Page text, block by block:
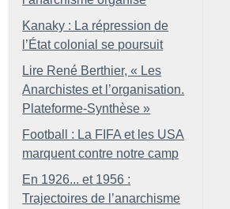
Kanaky : La répression de
l’État colonial se poursuit
Lire René Berthier, « Les
Anarchistes et l’organisation.
Plateforme-Synthèse »
Football : La FIFA et les USA
marquent contre notre camp
En 1926... et 1956 :
Trajectoires de l’anarchisme